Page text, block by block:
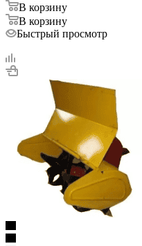
В корзину
В корзину
Быстрый просмотр